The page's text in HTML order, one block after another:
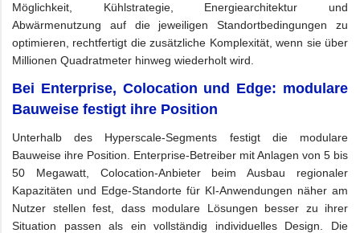
Möglichkeit, Kühlstrategie, Energiearchitektur und
Abwärmenutzung auf die jeweiligen Standortbedingungen zu
optimieren, rechtfertigt die zusätzliche Komplexität, wenn sie über
Millionen Quadratmeter hinweg wiederholt wird.
Bei Enterprise, Colocation und Edge: modulare
Bauweise festigt ihre Position
Unterhalb des Hyperscale-Segments festigt die modulare
Bauweise ihre Position. Enterprise-Betreiber mit Anlagen von 5 bis
50 Megawatt, Colocation-Anbieter beim Ausbau regionaler
Kapazitäten und Edge-Standorte für KI-Anwendungen näher am
Nutzer stellen fest, dass modulare Lösungen besser zu ihrer
Situation passen als ein vollständig individuelles Design. Die